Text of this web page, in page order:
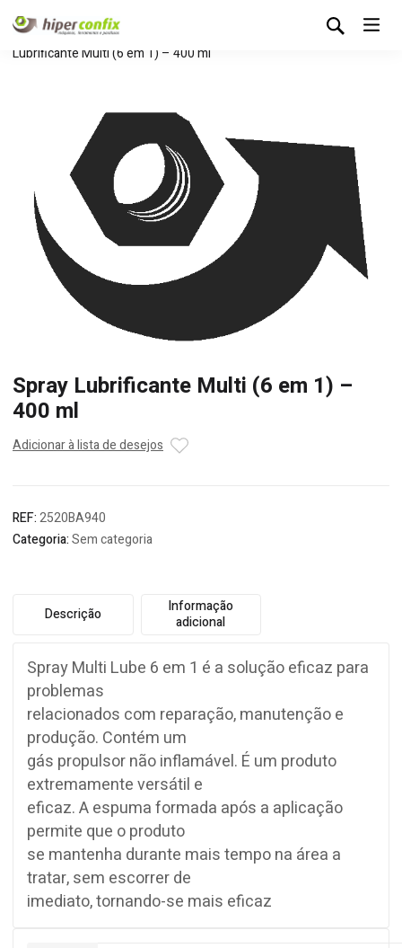
Início Loja Hipertintas
Lubrificante Multi (6 em 1) – 400 ml
Spray Lubrificante Multi (6 em 1) –
400 ml
Adicionar à lista de desejos
REF:2520BA940
Categoria:Sem categoria
Descrição
Informação
adicional
Spray Multi Lube 6 em 1 é a solução eficaz para
problemas
relacionados com reparação, manutenção e
produção. Contém um
gás propulsor não inflamável. É um produto
extremamente versátil e
eficaz. A espuma formada após a aplicação
permite que o produto
se mantenha durante mais tempo na área a
tratar, sem escorrer de
imediato, tornando-se mais eficaz